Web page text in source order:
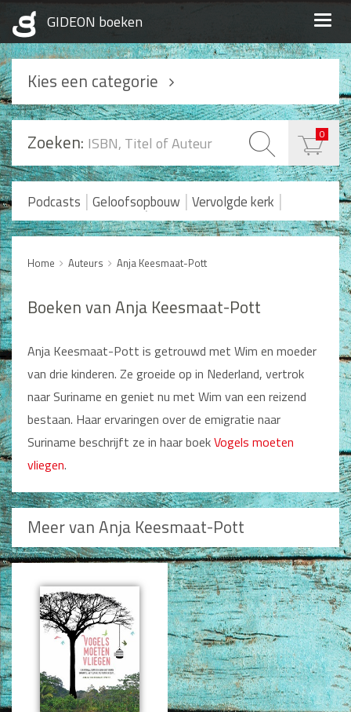
Kies een categorie
Podcasts
Geloofsopbouw
Praktisch Christen zijn
Levensverhalen
Huwelijk en Gezin
Opvoeding
Alle producten
Man / Vrouw
Man
Vrouw
Alle producten
Seksualiteit
Kinderboeken
Kinderbijbels
Voorlezen
Zelf lezen
Doeboeken
Alle producten
Cadeauboeken
Gideonietjes
Zoeken: 0
Podcasts | Geloofsopbouw | Vervolgde kerk |
Romans en Verhalen|Koopjes
Home Auteurs Anja Keesmaat-Pott
Boeken van Anja Keesmaat-Pott
Anja Keesmaat-Pott is getrouwd met Wim en moeder
van drie kinderen. Ze groeide op in Nederland, vertrok
naar Suriname en geniet nu met Wim van een reizend
bestaan. Haar ervaringen over de emigratie naar
Suriname beschrijft ze in haar boekVogels moeten
vliegen.
Meer van Anja Keesmaat-Pott